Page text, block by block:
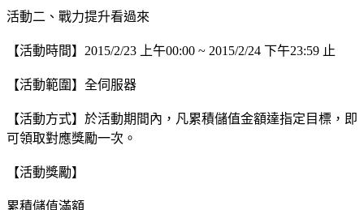
活動二、戰力提升看過來
【活動時間】2015/2/23 上午00:00 ~ 2015/2/24 下午23:59 止
【活動範圍】全伺服器
【活動方式】於活動期間內，凡累積儲值金額達指定目標，即
可領取對應獎勵一次。
【活動獎勵】
累積儲值滿額